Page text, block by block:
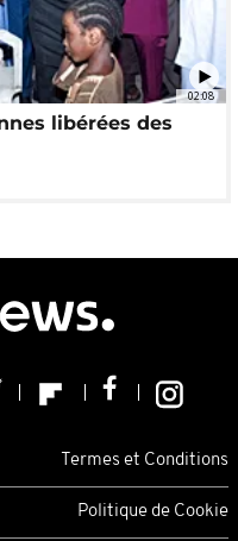
02:08
libérées des
Termes et Conditions
Politique de Cookie